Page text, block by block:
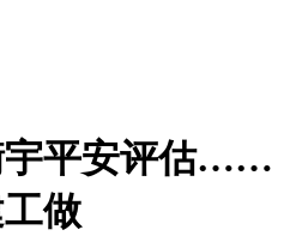
宇平安评估……
做